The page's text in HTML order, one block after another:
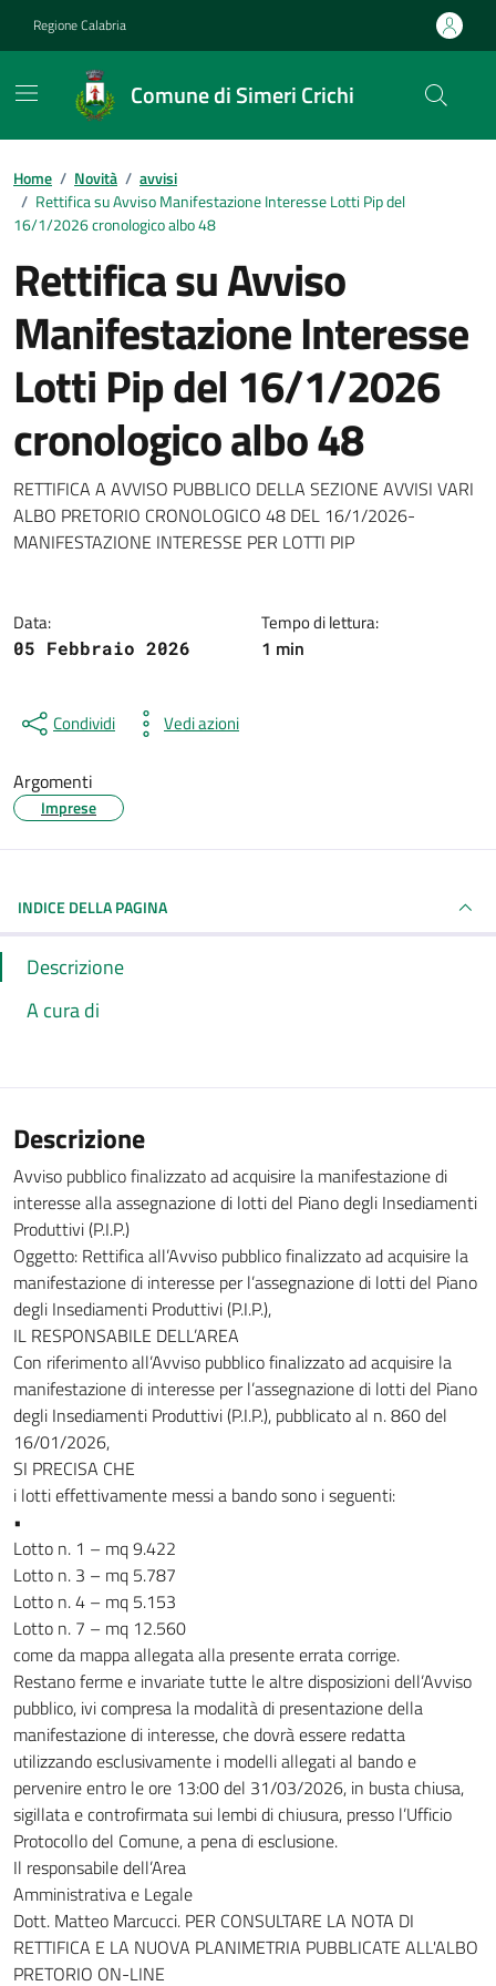
Regione Calabria
Comune di Simeri Crichi
Home / Novità / avvisi
/ Rettifica su Avviso Manifestazione Interesse Lotti Pip del
16/1/2026 cronologico albo 48
Rettifica su Avviso
Manifestazione Interesse
Lotti Pip del 16/1/2026
cronologico albo 48
Dettagli della notizia
RETTIFICA A AVVISO PUBBLICO DELLA SEZIONE AVVISI VARI
ALBO PRETORIO CRONOLOGICO 48 DEL 16/1/2026-
MANIFESTAZIONE INTERESSE PER LOTTI PIP
Data:
05 Febbraio 2026
Tempo di lettura:
1 min
Condividi Vedi azioni
Argomenti
Imprese
INDICE DELLA PAGINA
Descrizione
A cura di
Descrizione
Avviso pubblico finalizzato ad acquisire la manifestazione di
interesse alla assegnazione di lotti del Piano degli Insediamenti
Produttivi (P.I.P.)
Oggetto: Rettifica all’Avviso pubblico finalizzato ad acquisire la
manifestazione di interesse per l’assegnazione di lotti del Piano
degli Insediamenti Produttivi (P.I.P.),
IL RESPONSABILE DELL’AREA
Con riferimento all’Avviso pubblico finalizzato ad acquisire la
manifestazione di interesse per l’assegnazione di lotti del Piano
degli Insediamenti Produttivi (P.I.P.), pubblicato al n. 860 del
16/01/2026,
SI PRECISA CHE
i lotti effettivamente messi a bando sono i seguenti:
•
Lotto n. 1 – mq 9.422
Lotto n. 3 – mq 5.787
Lotto n. 4 – mq 5.153
Lotto n. 7 – mq 12.560
come da mappa allegata alla presente errata corrige.
Restano ferme e invariate tutte le altre disposizioni dell’Avviso
pubblico, ivi compresa la modalità di presentazione della
manifestazione di interesse, che dovrà essere redatta
utilizzando esclusivamente i modelli allegati al bando e
pervenire entro le ore 13:00 del 31/03/2026, in busta chiusa,
sigillata e controfirmata sui lembi di chiusura, presso l’Ufficio
Protocollo del Comune, a pena di esclusione.
Il responsabile dell’Area
Amministrativa e Legale
Dott. Matteo Marcucci. PER CONSULTARE LA NOTA DI
RETTIFICA E LA NUOVA PLANIMETRIA PUBBLICATE ALL'ALBO
PRETORIO ON-LINE